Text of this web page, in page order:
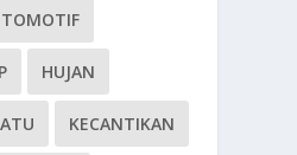
HUJAN
KECANTIKAN